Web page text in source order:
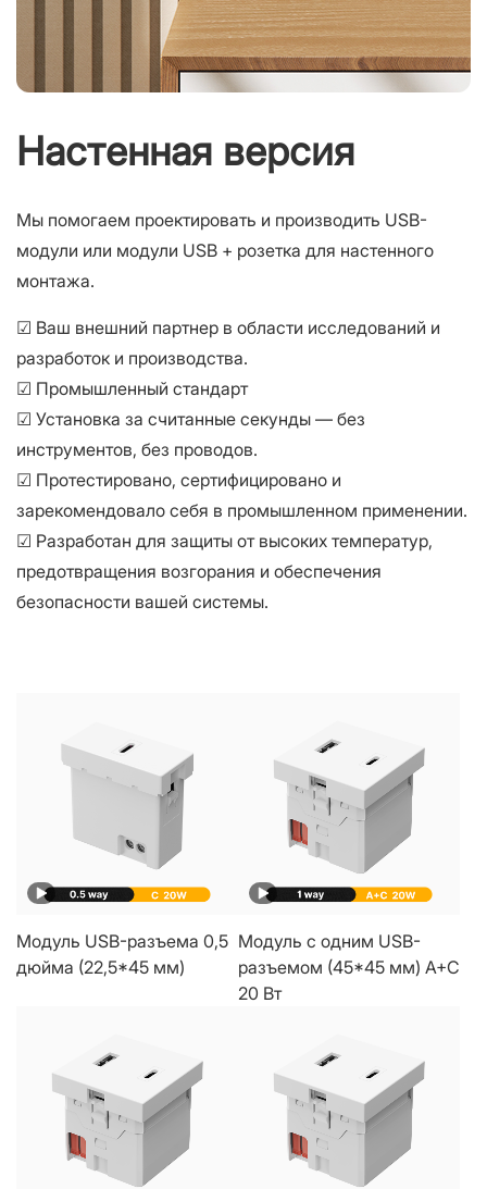
Настенная версия
Мы помогаем проектировать и производить USB-
модули или модули USB + розетка для настенного
монтажа.
☑ Ваш внешний партнер в области исследований и
разработок и производства.
☑ Промышленный стандарт
☑ Установка за считанные секунды — без
инструментов, без проводов.
☑ Протестировано, сертифицировано и
зарекомендовало себя в промышленном применении.
☑ Разработан для защиты от высоких температур,
предотвращения возгорания и обеспечения
безопасности вашей системы.
Модуль USB-разъема 0,5
дюйма (22,5*45 мм)
Модуль с одним USB-
разъемом (45*45 мм) A+C
20 Вт